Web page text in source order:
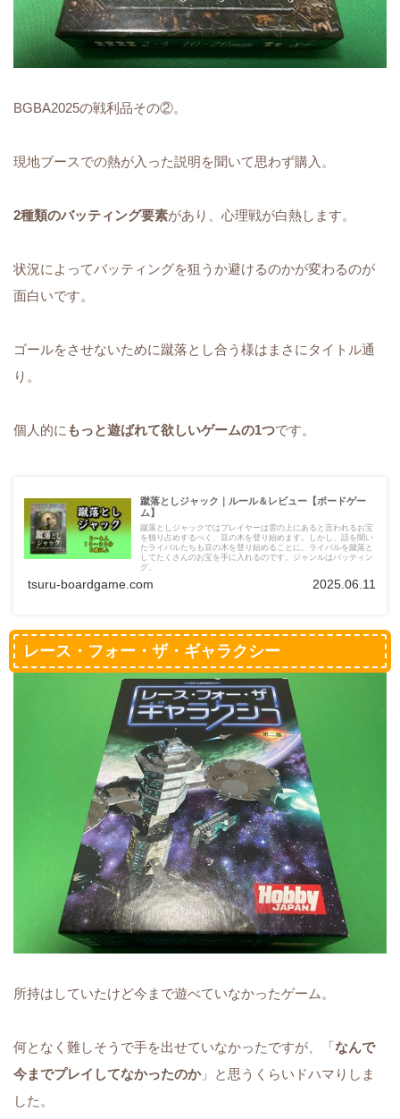
BGBA2025の戦利品その②。
現地ブースでの熱が入った説明を聞いて思わず購入。
2種類のバッティング要素があり、心理戦が白熱します。
状況によってバッティングを狙うか避けるのかが変わるのが
面白いです。
ゴールをさせないために蹴落とし合う様はまさにタイトル通
り。
個人的に もっと遊ばれて欲しいゲームの1つです。
蹴落としジャック｜ルール＆レビュー【ボードゲー
ム】
蹴落としジャックではプレイヤーは雲の上にあると言われるお宝
を独り占めするべく、豆の木を登り始めます。しかし、話を聞い
たライバルたちも豆の木を登り始めることに。ライバルを蹴落と
してたくさんのお宝を手に入れるのです。ジャンルはバッティン
グ。
tsuru-boardgame.com 2025.06.11
レース・フォー・ザ・ギャラクシー
所持はしていたけど今まで遊べていなかったゲーム。
何となく難しそうで手を出せていなかったですが、「なんで
今までプレイしてなかったのか」と思うくらいドハマりしま
した。